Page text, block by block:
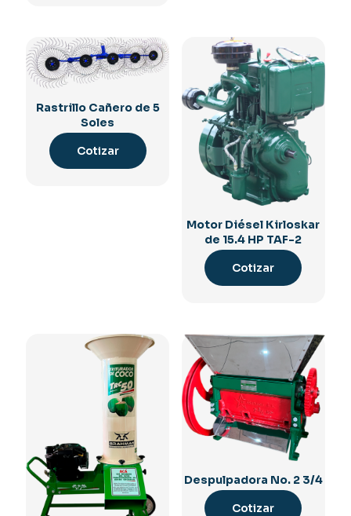
Rastrillo Cañero de 5
Soles
Cotizar
Motor Diésel Kirloskar
de 15.4 HP TAF-2
Cotizar
Despulpadora No. 2 3/4
Cotizar